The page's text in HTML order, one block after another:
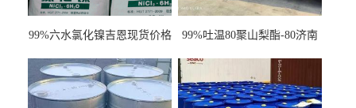
99%六水氯化镍吉恩现货价格
99%吐温80聚山梨酯-80济南